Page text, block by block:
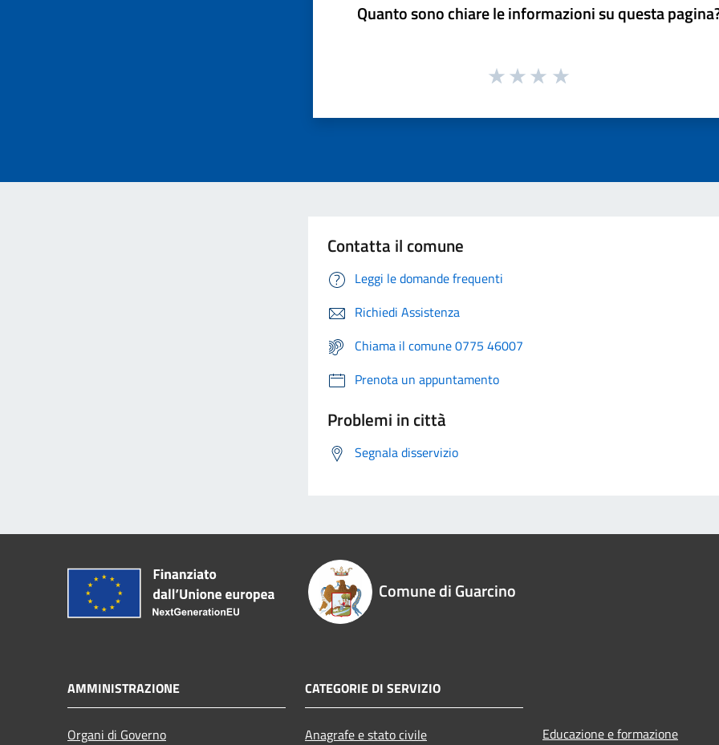
Quanto sono chiare le informazioni su questa
Contatta il comune
Leggi le domande frequenti
Richiedi Assistenza
Chiama il comune 0775 46007
Prenota un appuntamento
Problemi in città
Segnala disservizio
Comune di Guarcino
AMMINISTRAZIONE
Organi di Governo
CATEGORIE DI SERVIZIO
Anagrafe e stato civile
Educazione e formazione